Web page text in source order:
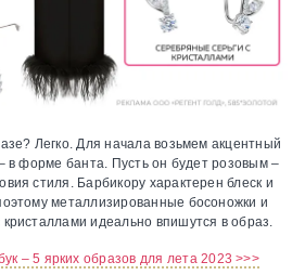
Легко. Для начала возьмем акцентный
в форме банта. Пусть он будет розовым –
стиля. Барбикору характерен блеск и
металлизированные босоножки и
идеально впишутся в образ.
– 5 ярких образов для лета 2023 >>>